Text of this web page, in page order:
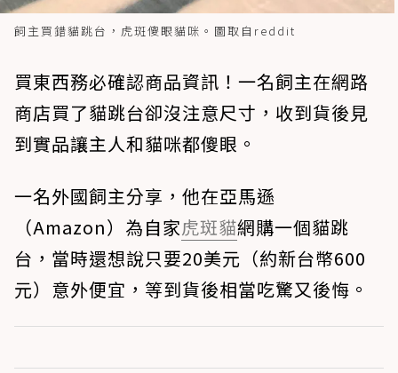
飼主買錯貓跳台，虎斑傻眼貓咪。圖取自reddit
買東西務必確認商品資訊！一名飼主在網路
商店買了貓跳台卻沒注意尺寸，收到貨後見
到實品讓主人和貓咪都傻眼。
一名外國飼主分享，他在亞馬遜
（Amazon）為自家虎斑貓網購一個貓跳
台，當時還想說只要20美元（約新台幣600
元）意外便宜，等到貨後相當吃驚又後悔。